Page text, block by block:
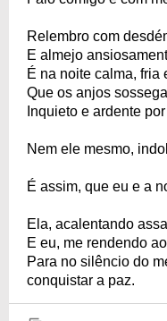
Relembro com
E almejo
É na noite calma, fria
Que os anjos
Inquieto e ardente
Nem ele mesmo,
É assim, que eu e a
Ela, acalentando
E eu, me rendendo
Para no silêncio do
conquistar a paz.